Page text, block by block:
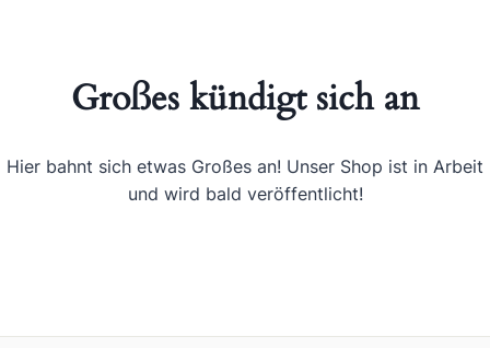
Großes kündigt sich an
Hier bahnt sich etwas Großes an! Unser Shop ist in Arbeit
und wird bald veröffentlicht!